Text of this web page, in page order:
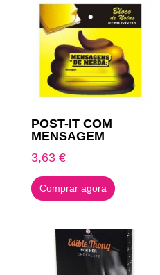
POST-IT COM
MENSAGEM
3,63 €
Comprar agora